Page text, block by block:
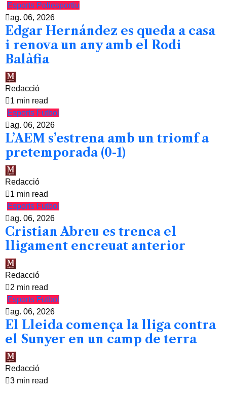
Esports Poliesportiu
ag. 06, 2026
Edgar Hernández es queda a casa
i renova un any amb el Rodi
Balàfia
Redacció
1 min read
Esports Futbol
ag. 06, 2026
L’AEM s’estrena amb un triomf a
pretemporada (0-1)
Redacció
1 min read
Esports Futbol
ag. 06, 2026
Cristian Abreu es trenca el
lligament encreuat anterior
Redacció
2 min read
Esports Futbol
ag. 06, 2026
El Lleida comença la lliga contra
el Sunyer en un camp de terra
Redacció
3 min read